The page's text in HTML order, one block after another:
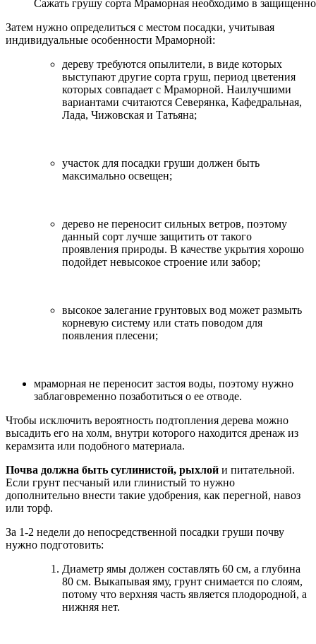
Сажать грушу сорта Мраморная необходимо в
Затем нужно определиться с местом посадки, учитывая
индивидуальные особенности Мраморной:
дереву требуются опылители, в виде которых
выступают другие сорта груш, период цветения
которых совпадает с Мраморной. Наилучшими
вариантами считаются Северянка, Кафедральная,
Лада, Чижовская и Татьяна;
участок для посадки груши должен быть
максимально освещен;
дерево не переносит сильных ветров, поэтому
данный сорт лучше защитить от такого
проявления природы. В качестве укрытия хорошо
подойдет невысокое строение или забор;
высокое залегание грунтовых вод может размыть
корневую систему или стать поводом для
появления плесени;
мраморная не переносит застоя воды, поэтому нужно
заблаговременно позаботиться о ее отводе.
Чтобы исключить вероятность подтопления дерева можно
высадить его на холм, внутри которого находится дренаж из
керамзита или подобного материала.
Почва должна быть суглинистой, рыхлой и питательной.
Если грунт песчаный или глинистый то нужно
дополнительно внести такие удобрения, как перегной, навоз
или торф.
За 1-2 недели до непосредственной посадки груши почву
нужно подготовить:
Диаметр ямы должен составлять 60 см, а глубина
80 см. Выкапывая яму, грунт снимается по слоям,
потому что верхняя часть является плодородной, а
нижняя нет.